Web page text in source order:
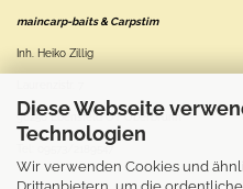
Diese Webseite
Technologien
Wir verwenden Cookies und
Drittanbietern, um die
maincarp-baits & Carpstim
Inh. Heiko Zillig
96250 Ebensfeld OT Oberbrunn
Tel: 09573/2189547